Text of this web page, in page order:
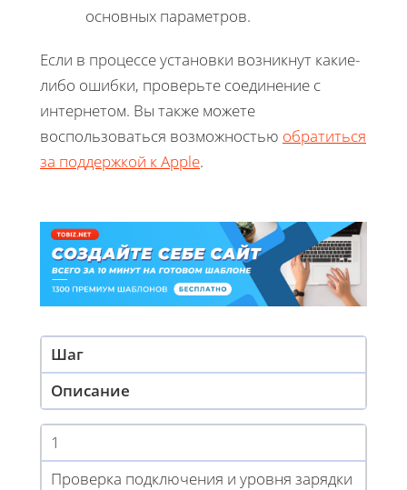
основных параметров.
Если в процессе установки возникнут какие-
либо ошибки, проверьте соединение с
интернетом. Вы также можете
воспользоваться возможностью обратиться
за поддержкой к Apple.
Шаг
Описание
1
Проверка подключения и уровня зарядки